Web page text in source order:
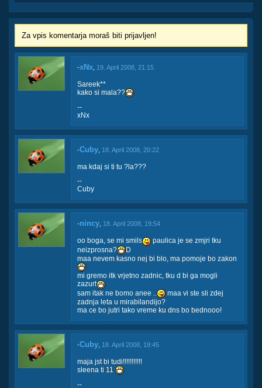
Za vpis komentarja moraš biti prijavljen!
-xNx 19. April 2008, 21:15
Sareek**
kako si mala??
--
xNx
-Cuby 18. April 2008, 20:22
ma kdaj si ti tu ?la???
--
Cuby
-nincy 18. April 2008, 19:54
oo boga, se mi smils
paulica je se zmjri tku
neizprosna?
D
maa nevem kasno nej bi blo, ma pomoje bo zakon
mi gremo itk vrjetno zadnic, tku d bi ga mogli
zazurt
sam itak ne bomo anee ..
maa vi ste sli zdej
zadnja leta u mirabilandijo?
ma ce bo jutri tako vreme ku dns bo bednooo!
-Cuby 18. April 2008, 19:45
maja jst bi tudi!!!!!!!!!!!
sleena ti 11
--